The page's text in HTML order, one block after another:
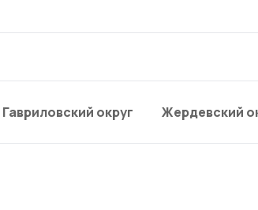
Гавриловский округ Жердевский